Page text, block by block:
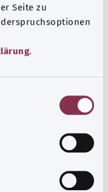
Seite zu
.
und